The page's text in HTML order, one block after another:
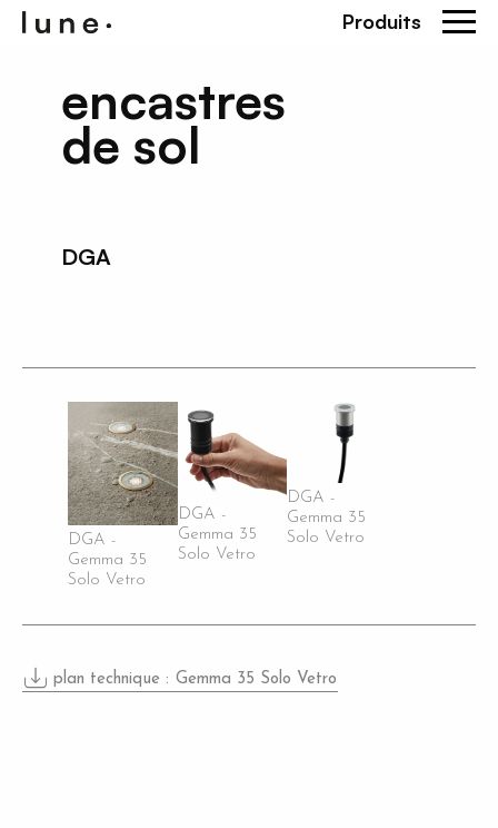
Produits
encastres
de sol
DGA
DGA -
Gemma 35
Solo Vetro
DGA -
Gemma 35
Solo Vetro
DGA -
Gemma 35
Solo Vetro
plan technique : Gemma 35 Solo Vetro